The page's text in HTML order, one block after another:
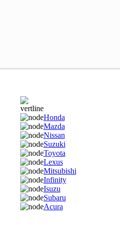
Honda
Mazda
Nissan
Suzuki
Toyota
Lexus
Mitsubishi
Infinity
Isuzu
Subaru
Acura